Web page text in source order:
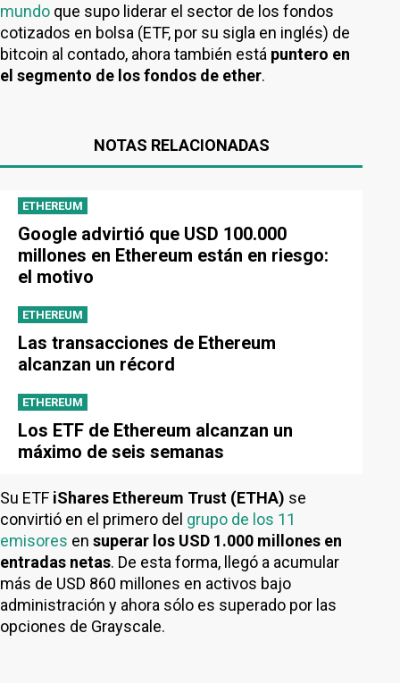
mundo que supo liderar el sector de los fondos
cotizados en bolsa (ETF, por su sigla en inglés) de
bitcoin al contado, ahora también está puntero en
el segmento de los fondos de ether.
NOTAS RELACIONADAS
ETHEREUM
Google advirtió que USD 100.000
millones en Ethereum están en riesgo:
el motivo
ETHEREUM
Las transacciones de Ethereum
alcanzan un récord
ETHEREUM
Los ETF de Ethereum alcanzan un
máximo de seis semanas
Su ETF iShares Ethereum Trust (ETHA) se
convirtió en el primero del grupo de los 11
emisores en superar los USD 1.000 millones en
entradas netas. De esta forma, llegó a acumular
más de USD 860 millones en activos bajo
administración y ahora sólo es superado por las
opciones de Grayscale.